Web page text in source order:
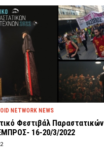
NETWORK NEWS
Φεστιβάλ Παραστατικών
16-20/3/2022